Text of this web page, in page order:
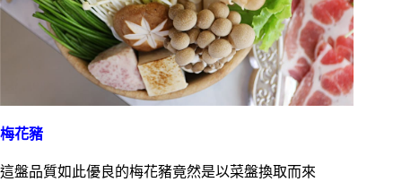
梅花豬
這盤品質如此優良的梅花豬竟然是以菜盤換取而來